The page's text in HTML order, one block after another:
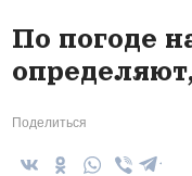
По погоде
Поделиться